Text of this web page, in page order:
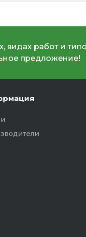
работ и
предложение!